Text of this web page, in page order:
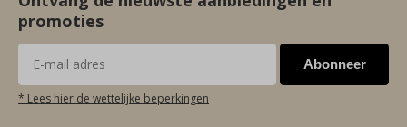
promoties
Abonneer
* Lees hier de wettelijke beperkingen